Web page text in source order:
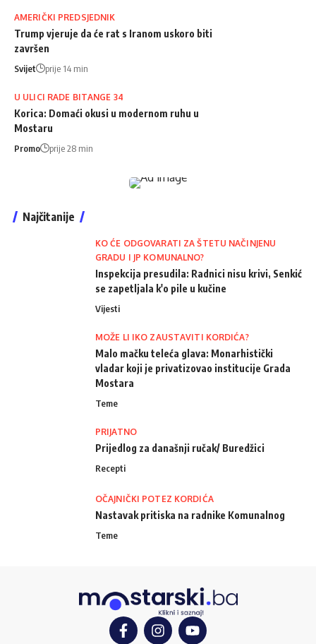
AMERIČKI PREDSJEDNIK
Trump vjeruje da će rat s Iranom uskoro biti
završen
Svijet prije 14 min
U ULICI RADE BITANGE 34
Korica: Domaći okusi u modernom ruhu u
Mostaru
Promo prije 28 min
Najčitanije
KO ĆE ODGOVARATI ZA ŠTETU NAČINJENU
GRADU I JP KOMUNALNO?
Inspekcija presudila: Radnici nisu krivi, Senkić
se zapetljala k'o pile u kučine
Vijesti
MOŽE LI IKO ZAUSTAVITI KORDIĆA?
Malo mačku teleća glava: Monarhistički
vladar koji je privatizovao institucije Grada
Mostara
Teme
PRIJATNO
Prijedlog za današnji ručak/ Buredžici
Recepti
OČAJNIČKI POTEZ KORDIĆA
Nastavak pritiska na radnike Komunalnog
Teme